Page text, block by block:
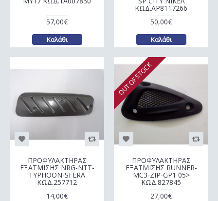
57,00€
Καλάθι
ΚΩΔ.AP8117266
50,00€
Καλάθι
ΠΡΟΦΥΛΑΚΤΗΡΑΣ
ΕΞΑΤΜΙΣΗΣ NRG-NTT-
TYPHOON-SFERA
ΚΩΔ.257712
14,00€
OUT OF STOCK
ΠΡΟΦΥΛΑΚΤΗΡΑΣ
ΕΞΑΤΜΙΣΗΣ RUNNER-
MC3-ZIP-GP1 05>
ΚΩΔ.827845
27,00€